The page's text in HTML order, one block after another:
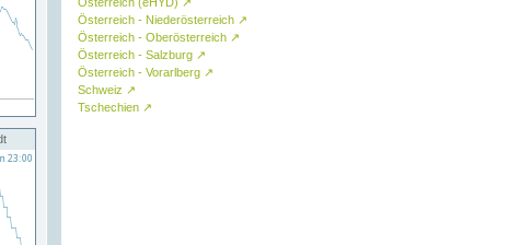
Österreich - Niederösterreich ↗
Österreich - Oberösterreich ↗
Österreich - Salzburg ↗
Österreich - Vorarlberg ↗
Schweiz ↗
Tschechien ↗